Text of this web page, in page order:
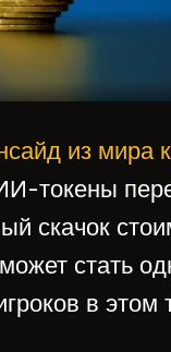
из мира
токены
скачок
стать
в этом